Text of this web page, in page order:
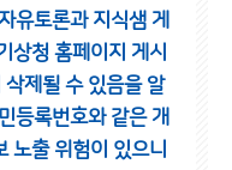
유토론과 지식샘 게
상청 홈페이지 게시
제될 수 있음을 알
등록번호와 같은 개
노출 위험이 있으니